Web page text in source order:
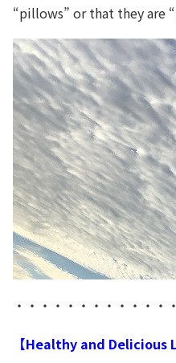
“pillows” or that they are
・・・・・・・・・・・・
【Healthy and Delicious